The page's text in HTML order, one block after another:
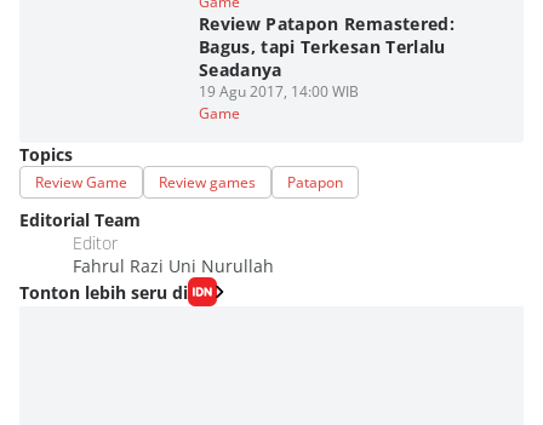
Review Patapon Remastered:
Bagus, tapi Terkesan Terlalu
Seadanya
19 Agu 2017, 14:00 WIB
Game
Topics
Review Game Review games Patapon
Editorial Team
Editor
Fahrul Razi Uni Nurullah
Tonton lebih seru di